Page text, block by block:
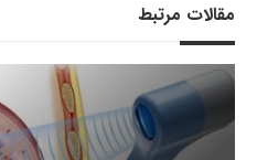
مقالات مرتبط